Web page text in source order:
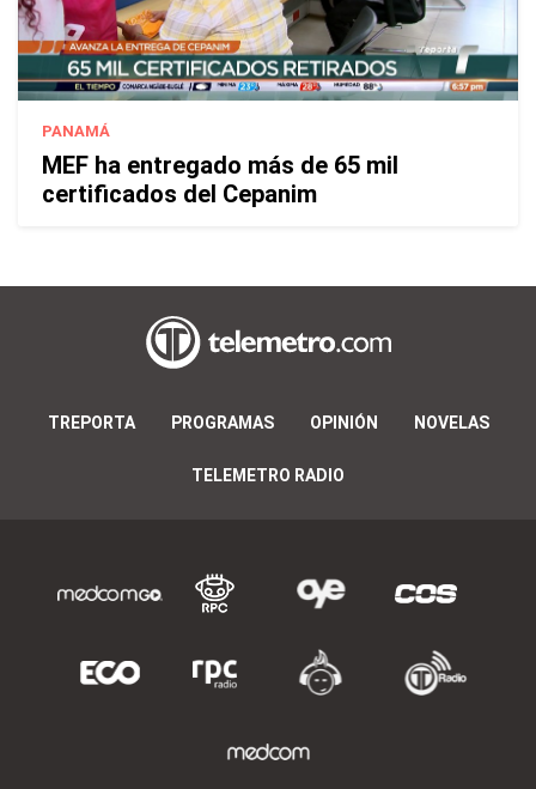
PANAMÁ
MEF ha entregado más de 65 mil
certificados del Cepanim
TREPORTA PROGRAMAS OPINIÓN NOVELAS
TELEMETRO RADIO